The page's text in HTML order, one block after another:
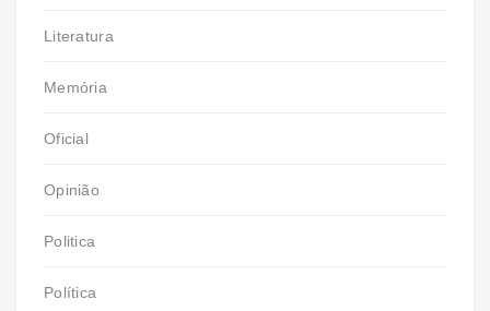
Literatura
Memória
Oficial
Opinião
Politica
Política